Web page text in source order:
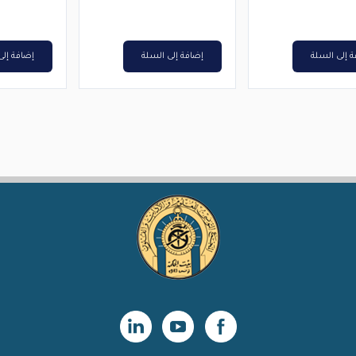
إلى السلة إضافة إلى السلة إضافة